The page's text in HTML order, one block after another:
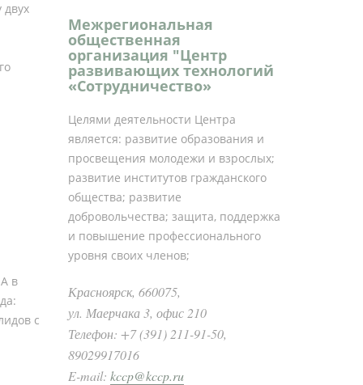
в
с
Межрегиональная
общественная
организация "Центр
развивающих технологий
«Сотрудничество»
Целями деятельности Центра
является: развитие образования и
просвещения молодежи и взрослых;
развитие институтов гражданского
общества; развитие
добровольчества; защита, поддержка
и повышение профессионального
уровня своих членов;
Красноярск, 660075,
ул. Маерчака 3, офис 210
Телефон: +7 (391) 211-91-50,
89029917016
E-mail: kccp@kccp.ru